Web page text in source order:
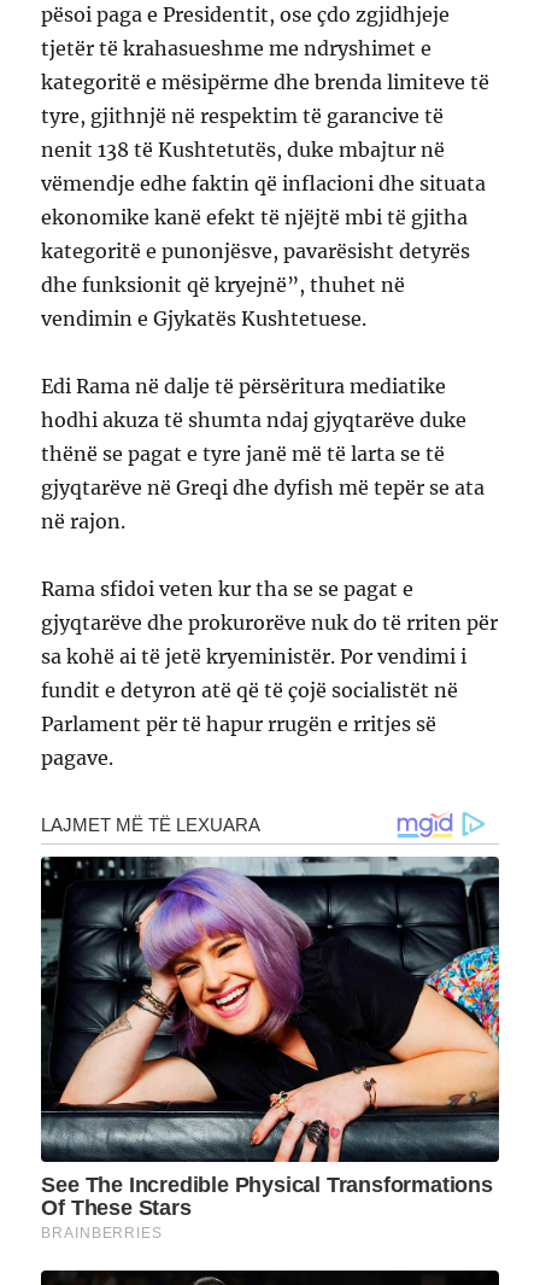
pësoi paga e Presidentit, ose çdo zgjidhjeje
tjetër të krahasueshme me ndryshimet e
kategoritë e mësipërme dhe brenda limiteve të
tyre, gjithnjë në respektim të garancive të
nenit 138 të Kushtetutës, duke mbajtur në
vëmendje edhe faktin që inflacioni dhe situata
ekonomike kanë efekt të njëjtë mbi të gjitha
kategoritë e punonjësve, pavarësisht detyrës
dhe funksionit që kryejnë”, thuhet në
vendimin e Gjykatës Kushtetuese.
Edi Rama në dalje të përsëritura mediatike
hodhi akuza të shumta ndaj gjyqtarëve duke
thënë se pagat e tyre janë më të larta se të
gjyqtarëve në Greqi dhe dyfish më tepër se ata
në rajon.
Rama sfidoi veten kur tha se se pagat e
gjyqtarëve dhe prokurorëve nuk do të rriten për
sa kohë ai të jetë kryeministër. Por vendimi i
fundit e detyron atë që të çojë socialistët në
Parlament për të hapur rrugën e rritjes së
pagave.